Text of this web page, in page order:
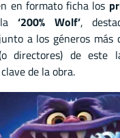
en formato ficha los
‘200% Wolf’,
a los géneros más
directores) de este
de la obra.